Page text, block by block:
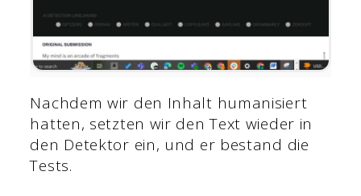
Nachdem wir den Inhalt humanisiert
hatten, setzten wir den Text wieder in
den Detektor ein, und er bestand die
Tests.